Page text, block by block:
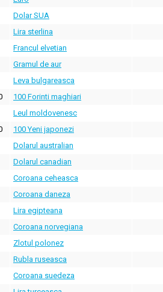
Dolar SUA
Lira sterlina
Francul elvetian
Gramul de aur
Leva bulgareasca
100 Forinti maghiari
Leul moldovenesc
100 Yeni japonezi
Dolarul australian
Dolarul canadian
Coroana ceheasca
Coroana daneza
Lira egipteana
Coroana norvegiana
Zlotul polonez
Rubla ruseasca
Coroana suedeza